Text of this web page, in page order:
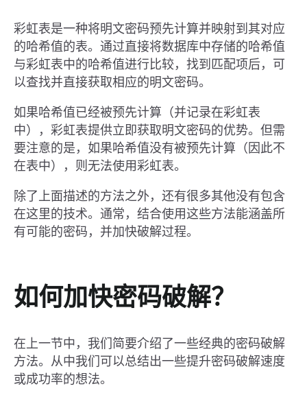
彩虹表是一种将明文密码预先计算并映射到其对应
的哈希值的表。通过直接将数据库中存储的哈希值
与彩虹表中的哈希值进行比较，找到匹配项后，可
以查找并直接获取相应的明文密码。
如果哈希值已经被预先计算（并记录在彩虹表
中），彩虹表提供立即获取明文密码的优势。但需
要注意的是，如果哈希值没有被预先计算（因此不
在表中），则无法使用彩虹表。
除了上面描述的方法之外，还有很多其他没有包含
在这里的技术。通常，结合使用这些方法能涵盖所
有可能的密码，并加快破解过程。
如何加快密码破解？
在上一节中，我们简要介绍了一些经典的密码破解
方法。从中我们可以总结出一些提升密码破解速度
或成功率的想法。